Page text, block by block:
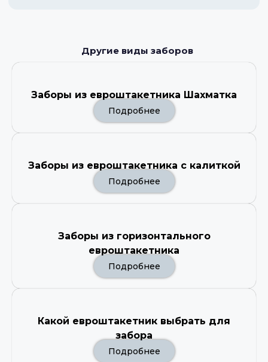
Другие виды заборов
Заборы из евроштакетника Шахматка
Подробнее
Заборы из евроштакетника с калиткой
Подробнее
Заборы из горизонтального
евроштакетника
Подробнее
Какой евроштакетник выбрать для
забора
Подробнее